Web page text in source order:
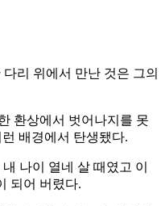
리 위에서 만난 것은 그의
환상에서 벗어나지를 못
배경에서 탄생됐다.
나이 열네 살 때였고 이
되어 버렸다.